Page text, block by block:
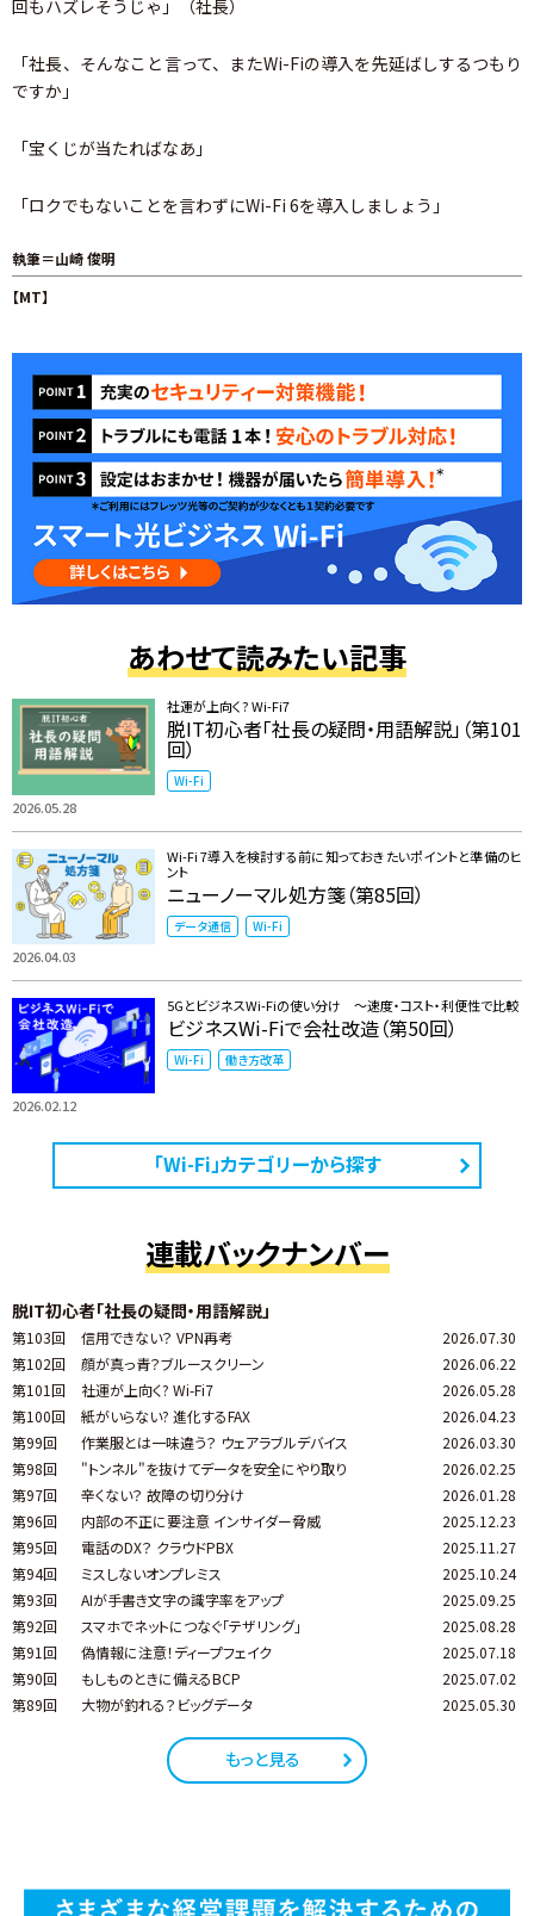
回もハズレそうじゃ」（社長）
「社長、そんなこと言って、またWi-Fiの導入を先延ばしするつもり
ですか」
「宝くじが当たればなあ」
「ロクでもないことを言わずにWi-Fi 6を導入しましょう」
執筆＝山崎 俊明
【MT】
あわせて読みたい記事
2026.05.28
社運が上向く? Wi-Fi7
脱IT初心者「社長の疑問・用語解説」（第101
回）
Wi-Fi
2026.04.03
Wi-Fi 7導入を検討する前に知っておきたいポイントと準備のヒ
ント
ニューノーマル処方箋（第85回）
データ通信 Wi-Fi
2026.02.12
5GとビジネスWi-Fiの使い分け ～速度・コスト・利便性で比較
ビジネスWi-Fiで会社改造（第50回）
Wi-Fi 働き方改革
「Wi-Fi」カテゴリーから探す
連載バックナンバー
脱IT初心者「社長の疑問・用語解説」
第103回 信用できない？ VPN再考
2026.07.30
第102回
顔が真っ青？ブルースクリーン
2026.06.22
第101回
社運が上向く? Wi-Fi7
2026.05.28
第100回
紙がいらない? 進化するFAX
2026.04.23
第99回
作業服とは一味違う？ ウェアラブルデバイス
2026.03.30
第98回
"トンネル"を抜けてデータを安全にやり取り
2026.02.25
第97回
辛くない？ 故障の切り分け
2026.01.28
第96回
内部の不正に要注意 インサイダー脅威
2025.12.23
第95回
電話のDX？ クラウドPBX
2025.11.27
第94回
ミスしないオンプレミス
2025.10.24
第93回
AIが手書き文字の識字率をアップ
2025.09.25
第92回
スマホでネットにつなぐ「テザリング」
2025.08.28
第91回
偽情報に注意！ディープフェイク
2025.07.18
第90回
もしものときに備えるBCP
2025.07.02
第89回
大物が釣れる？ビッグデータ 2025.05.30
もっと見る